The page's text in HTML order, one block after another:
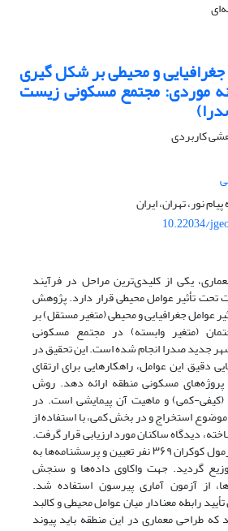
و محیطی بر شکل گیری
موردی: مجتمع مسکونی زیست
کاربردی
نور، تهران، ایران
10.22034/
یکی از کلیدی‌ترین مراحل در فرآیند
تأثیر عوامل محیطی قرار دارد. پژوهش
عوامل جغرافیایی و محیطی (متغیر مستقل) بر
(متغیر وابسته) در مجتمع مسکونی
جدید صدرا انجام شده است. این تحقیق در
دقیق این عوامل، راهکارهایی برای ارتقای
پروژه‌های مسکونی منطقه ارائه دهد. روش
(کیفی-کمی) و ماهیت آن پیمایشی است. در
استخراج و در بخش کمی، با استفاده از
دیدگاه ساکنان مورد ارزیابی قرار گرفت.
حجم نمونه بر اساس فرمول کوکران ۳۶۹ نفر تعیین و پرسشنامه‌ها به
گردید. جهت واکاوی داده‌ها و سنجش
از آزمون آماری پیرسون استفاده شد.
رابطه معنادار میان عوامل محیطی و کالبد
طراحی معماری در این منطقه باید پیوند